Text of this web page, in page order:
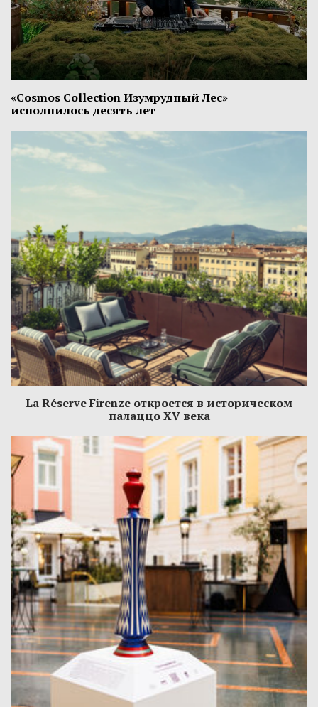
«Cosmos Collection Изумрудный Лес»
исполнилось десять лет
La Réserve Firenze откроется в историческом
палаццо XV века